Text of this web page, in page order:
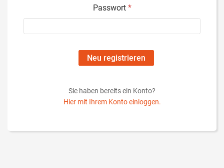
Passwort *
Sie haben bereits ein Konto?
Hier mit Ihrem Konto einloggen.